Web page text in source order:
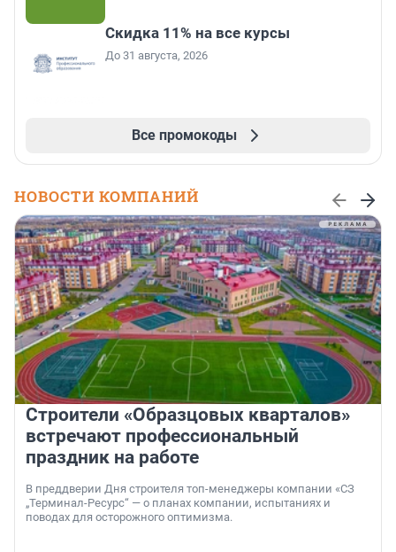
Скидка 11% на все курсы
До 31 августа, 2026
Все промокоды
НОВОСТИ КОМПАНИЙ
Строители «Образцовых кварталов»
встречают профессиональный
праздник на работе
В преддверии Дня строителя топ-менеджеры компании «СЗ
„Терминал-Ресурс“ — о планах компании, испытаниях и
поводах для осторожного оптимизма.